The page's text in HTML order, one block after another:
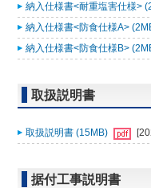
納入仕様書<耐重塩害仕様>
納入仕様書<防食仕様A>
納入仕様書<防食仕様B>
取扱説明書
取扱説明書 (15MB)
据付工事説明書